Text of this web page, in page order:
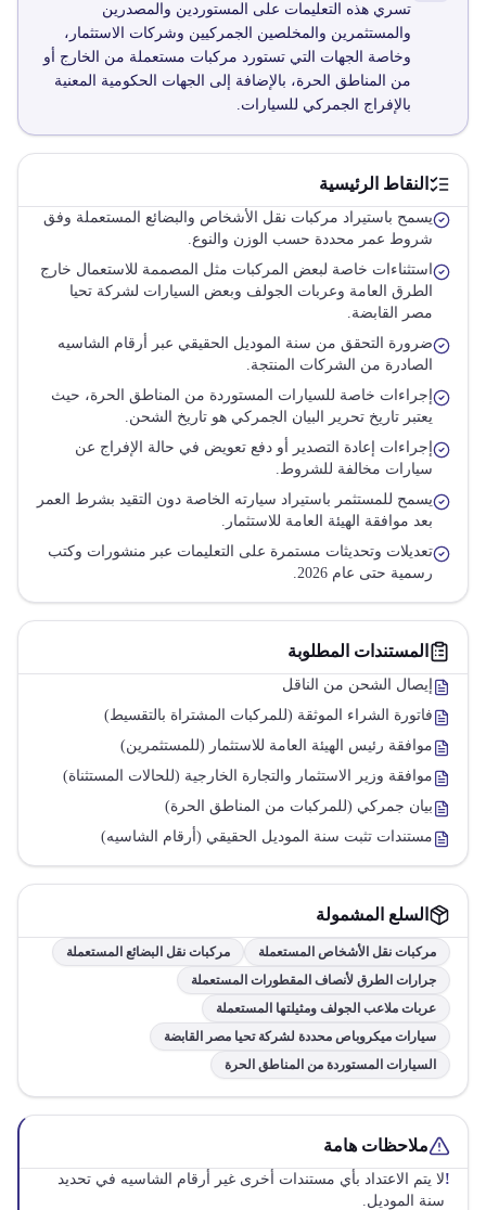
تسري هذه التعليمات على المستوردين والمصدرين
والمستثمرين والمخلصين الجمركيين وشركات الاستثمار،
وخاصة الجهات التي تستورد مركبات مستعملة من الخارج أو
من المناطق الحرة، بالإضافة إلى الجهات الحكومية المعنية
بالإفراج الجمركي للسيارات.
النقاط الرئيسية
يسمح باستيراد مركبات نقل الأشخاص والبضائع المستعملة وفق
شروط عمر محددة حسب الوزن والنوع.
استثناءات خاصة لبعض المركبات مثل المصممة للاستعمال خارج
الطرق العامة وعربات الجولف وبعض السيارات لشركة تحيا
مصر القابضة.
ضرورة التحقق من سنة الموديل الحقيقي عبر أرقام الشاسيه
الصادرة من الشركات المنتجة.
إجراءات خاصة للسيارات المستوردة من المناطق الحرة، حيث
يعتبر تاريخ تحرير البيان الجمركي هو تاريخ الشحن.
إجراءات إعادة التصدير أو دفع تعويض في حالة الإفراج عن
سيارات مخالفة للشروط.
يسمح للمستثمر باستيراد سيارته الخاصة دون التقيد بشرط العمر
بعد موافقة الهيئة العامة للاستثمار.
تعديلات وتحديثات مستمرة على التعليمات عبر منشورات وكتب
رسمية حتى عام 2026.
المستندات المطلوبة
إيصال الشحن من الناقل
فاتورة الشراء الموثقة (للمركبات المشتراة بالتقسيط)
موافقة رئيس الهيئة العامة للاستثمار (للمستثمرين)
موافقة وزير الاستثمار والتجارة الخارجية (للحالات المستثناة)
بيان جمركي (للمركبات من المناطق الحرة)
مستندات تثبت سنة الموديل الحقيقي (أرقام الشاسيه)
السلع المشمولة
مركبات نقل الأشخاص المستعملة
مركبات نقل البضائع المستعملة
جرارات الطرق لأنصاف المقطورات المستعملة
عربات ملاعب الجولف ومثيلتها المستعملة
سيارات ميكروباص محددة لشركة تحيا مصر القابضة
السيارات المستوردة من المناطق الحرة
ملاحظات هامة
!لا يتم الاعتداد بأي مستندات أخرى غير أرقام الشاسيه في تحديد
سنة الموديل.